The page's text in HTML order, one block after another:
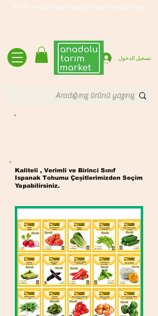
500 TL ve üzeri tüm siparişlerinde ücretsiz kargo
تسجيل الدخول
Kaliteli , Verimli ve Birinci Sınıf
Ispanak Tohumu Çeşitlerimizden Seçim
Yapabilirsiniz.